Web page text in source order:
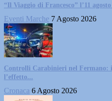
“Il Viaggio di Francesco” l’11
Eventi Marche 7 Agosto 2026
Controlli Carabinieri nel Fermano:
l’effetto...
Cronaca 6 Agosto 2026